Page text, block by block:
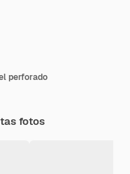
perforado
fotos